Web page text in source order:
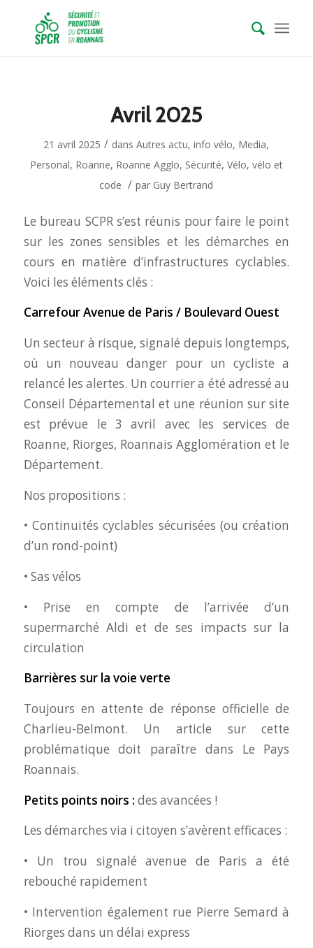
Avril 2025
21 avril 2025 / dansAutres actu,info vélo, Media,
Personal, Roanne, Roanne Agglo, Sécurité, Vélo, vélo et
code / par Guy Bertrand
Le bureau SCPR s’est réunis pour faire le point
sur les zones sensibles et les démarches en
cours en matière d’infrastructures cyclables.
Voici les éléments clés :
Carrefour Avenue de Paris / Boulevard Ouest
Un secteur à risque, signalé depuis longtemps,
où un nouveau danger pour un cycliste a
relancé les alertes. Un courrier a été adressé au
Conseil Départemental et une réunion sur site
est prévue le 3 avril avec les services de
Roanne, Riorges, Roannais Agglomération et le
Département.
Nos propositions :
• Continuités cyclables sécurisées (ou création
d’un rond-point)
• Sas vélos
• Prise en compte de l’arrivée d’un
supermarché Aldi et de ses impacts sur la
circulation
Barrières sur la voie verte
Toujours en attente de réponse officielle de
Charlieu-Belmont. Un article sur cette
problématique doit paraître dans Le Pays
Roannais.
Petits points noirs : des avancées !
Les démarches via i citoyen s’avèrent efficaces :
• Un trou signalé avenue de Paris a été
rebouché rapidement
• Intervention également rue Pierre Semard à
Riorges dans un délai express